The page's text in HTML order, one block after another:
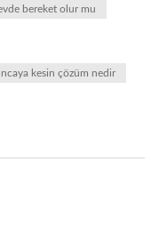
bereket olur mu
kesin çözüm nedir